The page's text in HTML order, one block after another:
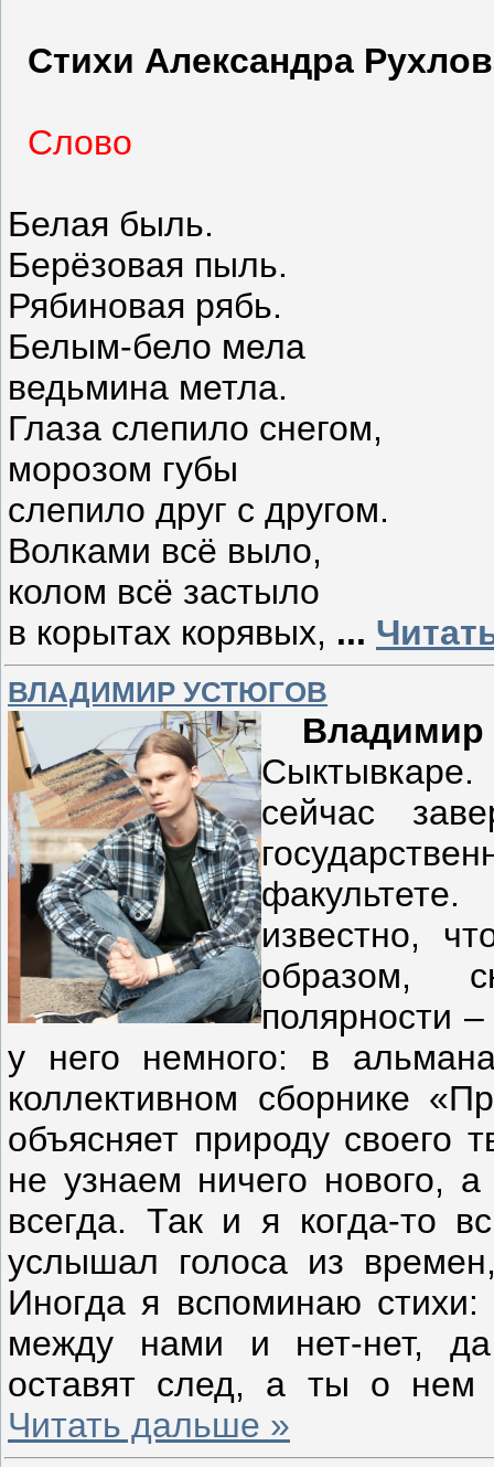
Стихи Александра
Слово
Белая быль.
Берёзовая пыль.
Рябиновая рябь.
Белым-бело мела
ведьмина метла.
Глаза слепило снегом,
морозом губы
слепило друг с другом.
Волками всё выло,
колом всё застыло
в корытах корявых, ...
ВЛАДИМИР УСТЮГОВ
Владимир
Сыктывкаре.
сейчас
известно,
образом,
полярности
у него немного: в
коллективном сборнике
объясняет природу своего
не узнаем ничего нового,
всегда. Так и я когда-то
услышал голоса из
Иногда я вспоминаю
между нами и нет-нет,
оставят след, а ты о нем
Читать дальше »